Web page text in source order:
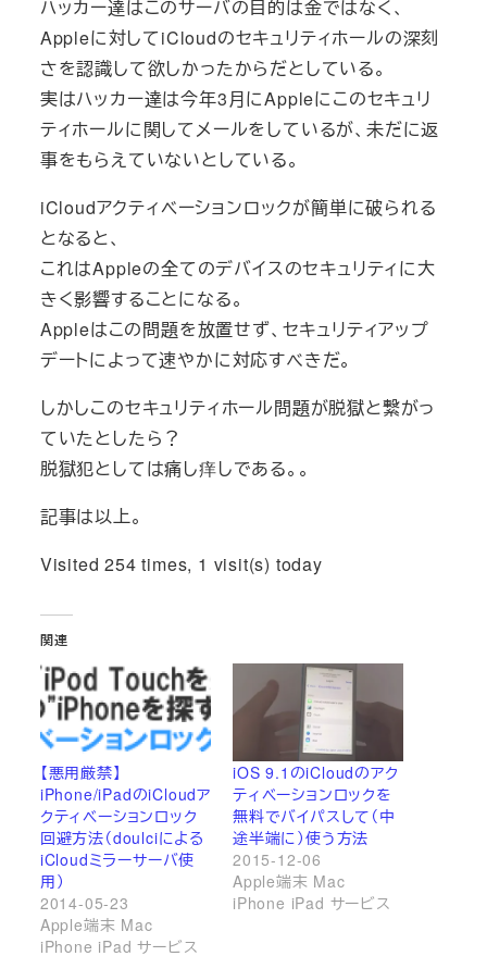
ハッカー達はこのサーバの目的は金ではなく、
Appleに対してiCloudのセキュリティホールの深刻
さを認識して欲しかったからだとしている。
実はハッカー達は今年3月にAppleにこのセキュリ
ティホールに関してメールをしているが、未だに返
事をもらえていないとしている。
iCloudアクティベーションロックが簡単に破られる
となると、
これはAppleの全てのデバイスのセキュリティに大
きく影響することになる。
Appleはこの問題を放置せず、セキュリティアップ
デートによって速やかに対応すべきだ。
しかしこのセキュリティホール問題が脱獄と繋がっ
ていたとしたら？
脱獄犯としては痛し痒しである。。
記事は以上。
Visited 254 times, 1 visit(s) today
関連
【悪用厳禁】
iPhone/iPadのiCloudア
クティベーションロック
回避方法（doulciによる
iCloudミラーサーバ使
用）
2014-05-23
Apple端末 Mac
iPhone iPad サービス
iOS 9.1のiCloudのアク
ティベーションロックを
無料でバイパスして（中
途半端に）使う方法
2015-12-06
Apple端末 Mac
iPhone iPad サービス